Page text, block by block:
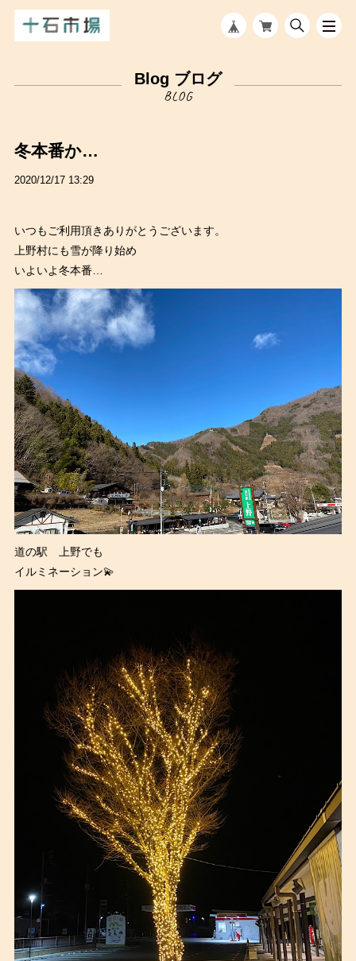
Blog ブログ
冬本番か…
2020/12/17 13:29
いつもご利用頂きありがとうございます。
上野村にも雪が降り始め
いよいよ冬本番…
道の駅 上野でも
イルミネーション💫